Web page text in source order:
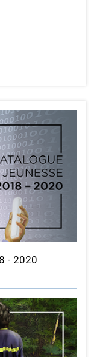
- 2020